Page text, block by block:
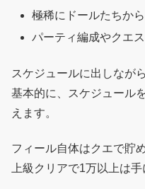
極稀にドールたちか
パーティ編成やクエ
スケジュールに出しなが
基本的に、スケジュール
えます。
フィール自体はクエで貯
上級クリアで1万以上は手